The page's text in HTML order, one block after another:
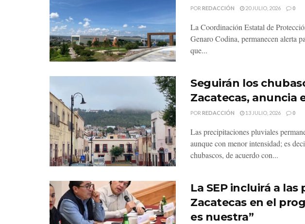
POR REDACCIÓN 20 JULIO, 2026 0
La Coordinación Estatal de
Genaro Codina, permanecen alerta
que...
Seguirán los
Zacatecas, anuncia
POR REDACCIÓN 13 JULIO, 2026 0
Las precipitaciones pluviales
aunque con menor intensidad; es
chubascos, de acuerdo con...
La SEP incluirá a las
Zacatecas en el
es nuestra”